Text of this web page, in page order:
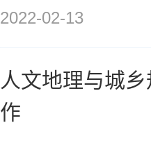
2022-02-13
人文地理与城
作